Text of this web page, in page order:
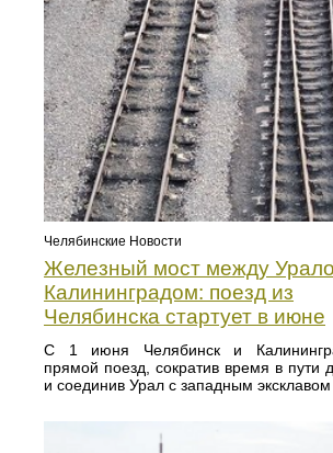
Челябинские Новости
Железный мост между
Калининградом: поезд из
Челябинска стартует в июне
С 1 июня Челябинск и
прямой поезд, сократив время в пути
и соединив Урал с западным эксклавом